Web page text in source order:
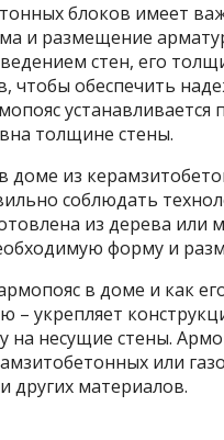
блоков имеет
и размещение
стен, его
чтобы обеспечить
толщине стены.
доме из
соблюдать
из дерева или
форму и
в доме и как
– укрепляет
на несущие стены.
или
других материалов.